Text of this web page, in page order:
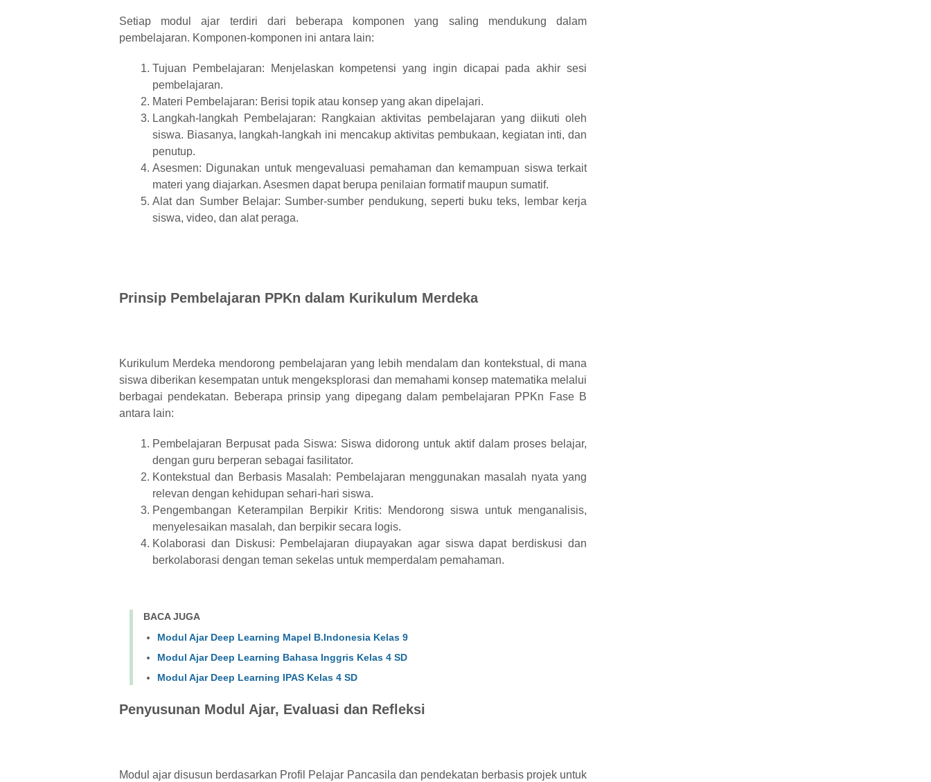
Setiap modul ajar terdiri dari beberapa komponen yang saling mendukung dalam
pembelajaran. Komponen-komponen ini antara lain:
Tujuan Pembelajaran: Menjelaskan kompetensi yang ingin dicapai pada akhir sesi
pembelajaran.
Materi Pembelajaran: Berisi topik atau konsep yang akan dipelajari.
Langkah-langkah Pembelajaran: Rangkaian aktivitas pembelajaran yang diikuti oleh
siswa. Biasanya, langkah-langkah ini mencakup aktivitas pembukaan, kegiatan inti, dan
penutup.
Asesmen: Digunakan untuk mengevaluasi pemahaman dan kemampuan siswa terkait
materi yang diajarkan. Asesmen dapat berupa penilaian formatif maupun sumatif.
Alat dan Sumber Belajar: Sumber-sumber pendukung, seperti buku teks, lembar kerja
siswa, video, dan alat peraga.
Prinsip Pembelajaran PPKn dalam Kurikulum Merdeka
Kurikulum Merdeka mendorong pembelajaran yang lebih mendalam dan kontekstual, di mana
siswa diberikan kesempatan untuk mengeksplorasi dan memahami konsep matematika melalui
berbagai pendekatan. Beberapa prinsip yang dipegang dalam pembelajaran PPKn Fase B
antara lain:
Pembelajaran Berpusat pada Siswa: Siswa didorong untuk aktif dalam proses belajar,
dengan guru berperan sebagai fasilitator.
Kontekstual dan Berbasis Masalah: Pembelajaran menggunakan masalah nyata yang
relevan dengan kehidupan sehari-hari siswa.
Pengembangan Keterampilan Berpikir Kritis: Mendorong siswa untuk menganalisis,
menyelesaikan masalah, dan berpikir secara logis.
Kolaborasi dan Diskusi: Pembelajaran diupayakan agar siswa dapat berdiskusi dan
berkolaborasi dengan teman sekelas untuk memperdalam pemahaman.
BACA JUGA
Modul Ajar Deep Learning Mapel B.Indonesia Kelas 9
Modul Ajar Deep Learning Bahasa Inggris Kelas 4 SD
Modul Ajar Deep Learning IPAS Kelas 4 SD
Penyusunan Modul Ajar, Evaluasi dan Refleksi
Modul ajar disusun berdasarkan Profil Pelajar Pancasila dan pendekatan berbasis projek untuk